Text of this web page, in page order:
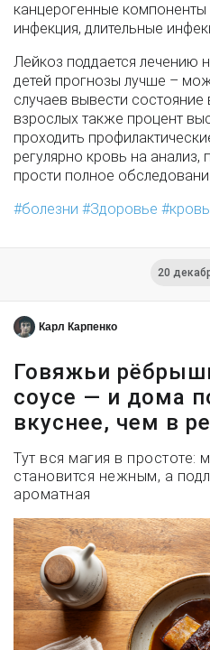
канцерогенные компоненты
инфекция, длительные
Лейкоз поддается лечению
детей прогнозы лучше –
случаев вывести
взрослых также процент
проходить
регулярно кровь на
прости полное
болезни
Здоровье кровь
20
Карл Карпенко
Говяжьи
соусе — и дома
вкуснее, чем в
Тут вся магия в простоте:
становится нежным, а
ароматная